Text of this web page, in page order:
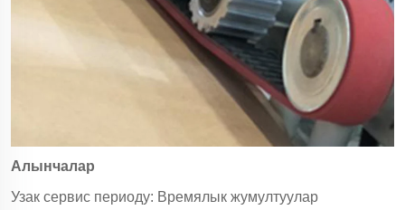
Алынчалар
Узак сервис периоду: Времялык жумултуулар